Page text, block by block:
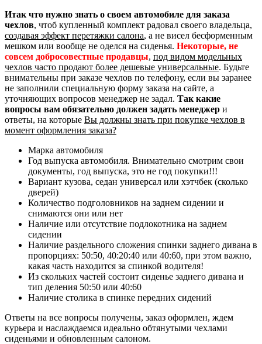
Итак что нужно знать о своем автомобиле для заказа
чехлов, чтоб купленный комплект радовал своего владельца,
создавая эффект перетяжки салона, а не висел бесформенным
мешком или вообще не оделся на сиденья. Некоторые, не
совсем добросовестные продавцы, под видом модельных
чехлов часто продают более дешевые универсальные. Будьте
внимательны при заказе чехлов по телефону, если вы заранее
не заполнили специальную форму заказа на сайте, а
уточняющих вопросов менеджер не задал. Так какие
вопросы вам обязательно должен задать менеджер и
ответы, на которые Вы должны знать при покупке чехлов в
момент оформления заказа?
Марка автомобиля
Год выпуска автомобиля. Внимательно смотрим свои
документы, год выпуска, это не год покупки!!!
Вариант кузова, седан универсал или хэтчбек (сколько
дверей)
Количество подголовников на заднем сидении и
снимаются они или нет
Наличие или отсутствие подлокотника на заднем
сидении
Наличие раздельного сложения спинки заднего дивана в
пропорциях: 50:50, 40:20:40 или 40:60, при этом важно,
какая часть находится за спинкой водителя!
Из скольких частей состоит сиденье заднего дивана и
тип деления 50:50 или 40:60
Наличие столика в спинке передних сидений
Ответы на все вопросы получены, заказ оформлен, ждем
курьера и наслаждаемся идеально обтянутыми чехлами
сиденьями и обновленным салоном.